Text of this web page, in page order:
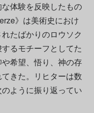
体験を反映したもの
》は美術史におけ
たばかりのロウソク
るモチーフとしてた
希望、悟り、神の存
きた。リヒターは数
ように振り返ってい